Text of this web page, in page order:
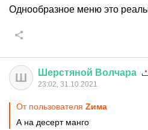
Однообразное меню это
Ш Шерстяной Волчара
23:02, 31.10.2021
От пользователя Zима
А на десерт манго